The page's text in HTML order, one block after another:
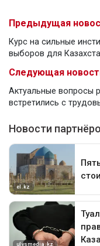
Предыдущая
Курс на сильные
выборов для
Следующая
Актуальные вопросы
встретились с